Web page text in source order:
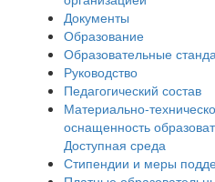
Документы
Образование
Образовательные
Руководство
Педагогический состав
Материально-
оснащенность
Доступная среда
Стипендии и меры